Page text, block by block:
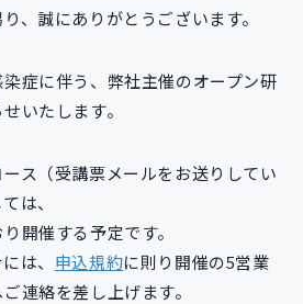
Contact
、誠にありがとうございます。
症に伴う、弊社主催のオープン研
いたします。
ス（受講票メールをお送りしてい
は、
開催する予定です。
は、 申込規約に則り開催の5営業
連絡を差し上げます。